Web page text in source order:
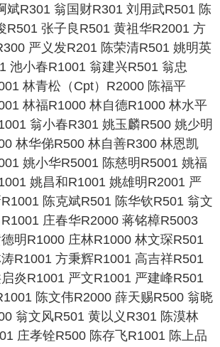
斌R301 翁国财R301 刘用武R501 陈
R501 张子良R501 黄祖华R2001 方
严义发R201 陈荣清R501 姚明英
池小春R1001 翁建兴R501 翁忠
林青松（Cpt）R2000 陈福平
林福R1000 林自德R1000 林水平
翁小春R301 姚玉麟R500 姚少明
林华俤R500 林自善R300 林恩凯
姚小华R5001 陈慈明R5001 姚福
姚昌和R1001 姚雄明R2001 严
陈克斌R501 陈华钦R501 翁文
庄春华R2000 蒋铭樟R5003
明R1000 庄林R1000 林文琛R501
R1001 方秉辉R1001 高吉祥R501
炎R1001 严文R1001 严建峰R501
陈文伟R2000 薛天赐R500 翁晓
翁文风R501 黄以义R301 陈漠林
庄孝铨R500 陈存飞R1001 陈上品